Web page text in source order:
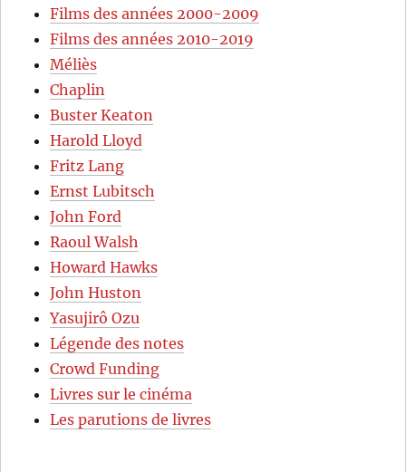
Films des années 2000-2009
Films des années 2010-2019
Méliès
Chaplin
Buster Keaton
Harold Lloyd
Fritz Lang
Ernst Lubitsch
John Ford
Raoul Walsh
Howard Hawks
John Huston
Yasujirô Ozu
Légende des notes
Crowd Funding
Livres sur le cinéma
Les parutions de livres